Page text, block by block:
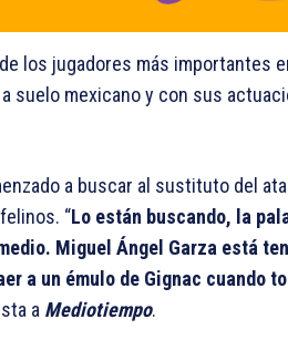
los jugadores más importantes
a suelo mexicano y con sus
a buscar al sustituto del
“Lo están buscando, la
Miguel Ángel Garza está
a un émulo de Gignac cuando
a Mediotiempo.